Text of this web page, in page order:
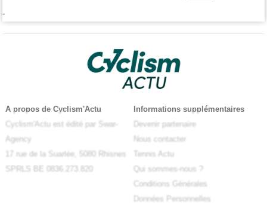
-
A propos de Cyclism'Actu
Cyclism'Actu est édité par Swar-
Agency
17 rue de la Suarlée, 5080 Rhisnes
SPRLS BE 0836.273.820
Informations supplémentaires
Devenir partenaire
Nous contacter
Tennis Actu
Qui sommes-nous ?
Conditions Générales
Données Personnelles